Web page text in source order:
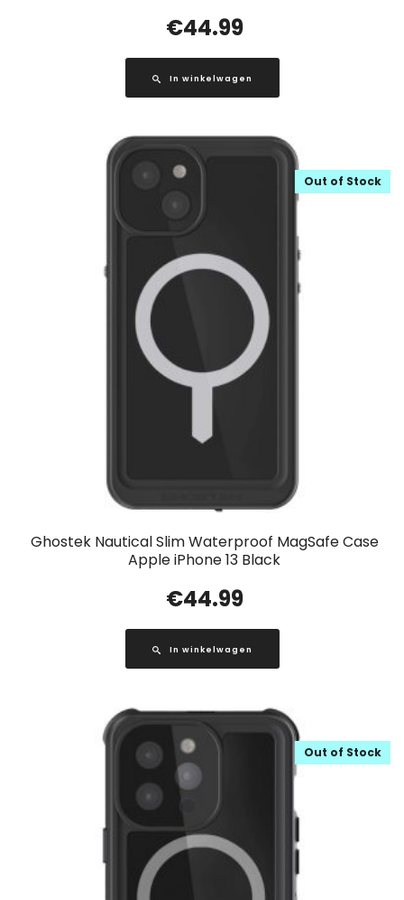
€44.99
In winkelwagen
Ghostek Nautical Slim Waterproof MagSafe Case
Apple iPhone 13 Black
Out of Stock
€44.99
In winkelwagen
Out of Stock